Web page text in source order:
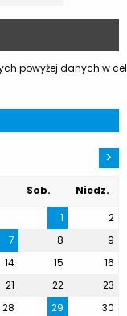
powyżej danych w
>
Sob.
Niedz.
1
2
7 8
9
14 15
16
21 22
23
28 29
30